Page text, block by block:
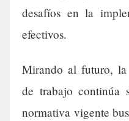
desafíos en la
efectivos.
Mirando al futuro, la
de trabajo continúa
normativa vigente